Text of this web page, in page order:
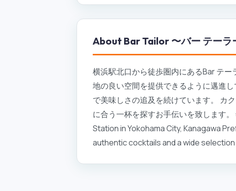
About Bar Tailor 〜バー テーラ
横浜駅北口から徒歩圏内にあるBar テ
地の良い空間を提供できるように邁進
で美味しさの追及を続けています。 カ
に合う一杯を探すお手伝いを致します
Station in Yokohama City, Kanagawa
authentic cocktails and a wide